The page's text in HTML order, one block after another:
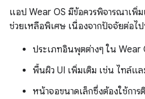
แอป Wear OS มีข้อควรพิจารณาเพิ่ม
ช่วยเหลือพิเศษ เนื่องจากปัจจัยต่อไ
ประเภทอินพุตต่างๆ ใน
พื้นผิว UI เพิ่มเติม เช่น ไทล์แ
หน้าจอขนาดเล็กซึ่งต้องใช้การ